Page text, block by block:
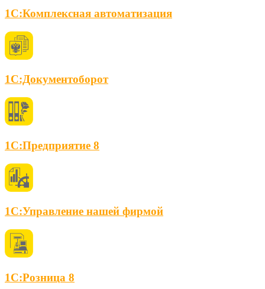
1С:Комплексная автоматизация
1С:Документоборот
1С:Предприятие 8
1С:Управление нашей фирмой
1С:Розница 8